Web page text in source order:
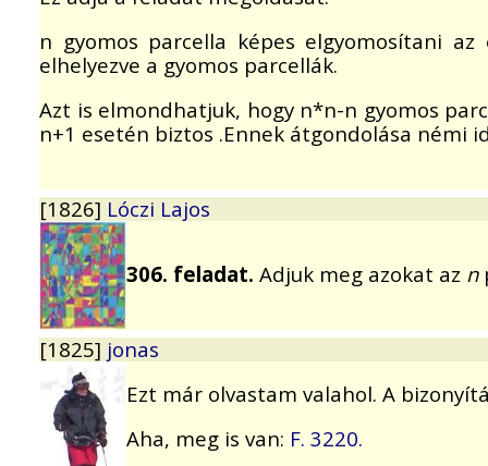
n gyomos parcella képes elgyomosítani
elhelyezve a gyomos parcellák.
Azt is elmondhatjuk, hogy n*n-n gyomos
n+1 esetén biztos .Ennek átgondolása némi
[1826] Lóczi Lajos
306. feladat. Adjuk meg azokat az n
[1825] jonas
Ezt már olvastam valahol. A
Aha, meg is van: F. 3220.